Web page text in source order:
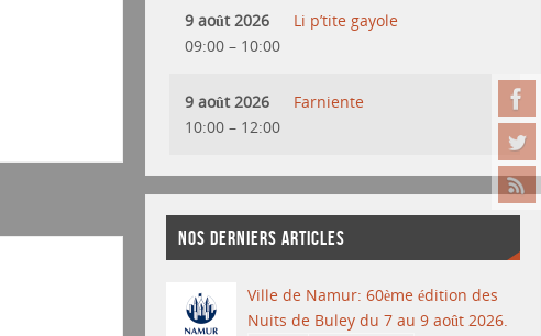
9 août 2026
09:00 – 10:00
Li p’tite gayole
9 août 2026
10:00 – 12:00
Farniente
NOS DERNIERS ARTICLES
Ville de Namur: 60ème édition des
Nuits de Buley du 7 au 9 août 2026.